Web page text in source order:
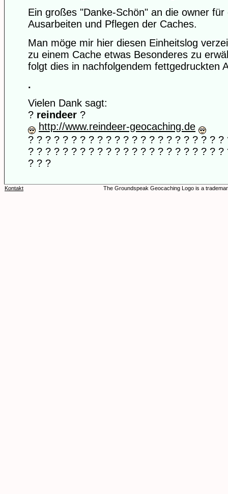
Ein großes "Danke-Schön" an die owner für
Ausarbeiten und Pflegen der Caches.
Man möge mir hier diesen Einheitslog
zu einem Cache etwas Besonderes zu
folgt dies in nachfolgendem fettgedruckten
.
Vielen Dank sagt:
? reindeer ?
http://www.reindeer-geocaching.de
? ? ? ? ? ? ? ? ? ? ? ? ? ? ? ? ? ? ? ? ? ? ?
? ? ? ? ? ? ? ? ? ? ? ? ? ? ? ? ? ? ? ? ? ? ?
? ? ?
Kontakt The Groundspeak Geocaching Logo is a